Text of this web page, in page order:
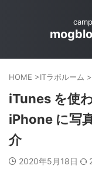
HOME >ITラボルーム >
iTunes を使
iPhone に写
介
2020年5月18日